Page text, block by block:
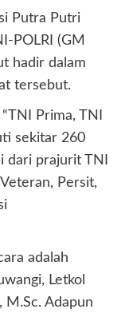
Putra Putri
POLRI (GM
hadir dalam
tersebut.
Prima, TNI
sekitar 260
dari prajurit TNI
Persit,
adalah
Letkol
M.Sc. Adapun